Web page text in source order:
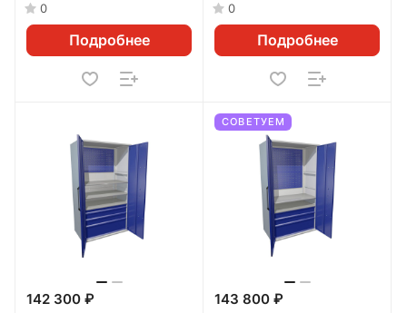
0
Подробнее
0
Подробнее
142 300 ₽
СОВЕТУЕМ
143 800 ₽